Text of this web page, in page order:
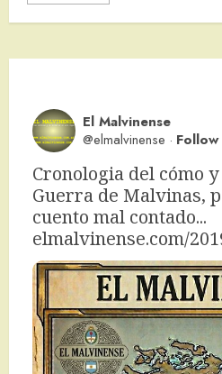
El Malvinense
@elmalvinense · Follow
Cronologia del cómo
Guerra de Malvinas,
elmalvinense.com/